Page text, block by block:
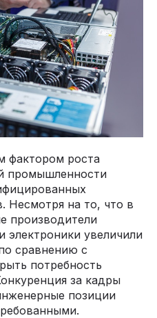
роста
промышленности
Несмотря на то, что в
производители
электроники увеличили
сравнению с
потребность
за кадры
позиции